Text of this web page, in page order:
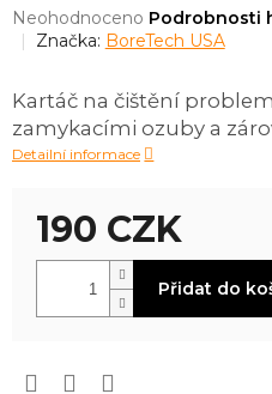
Průměrné
hodnocení
0,0
z
5
Neohodnoceno Podrobnosti
Značka: BoreTech USA
190 CZK
Přidat do
Kartáč na čištění
zamykacími ozuby a
Detailní informace